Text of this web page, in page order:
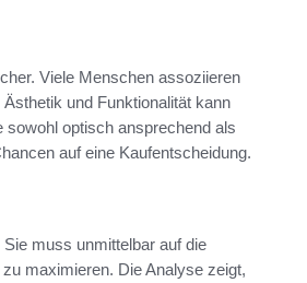
Viele Menschen assoziieren
und Funktionalität kann
optisch ansprechend als
auf eine Kaufentscheidung.
muss unmittelbar auf die
maximieren. Die Analyse zeigt,